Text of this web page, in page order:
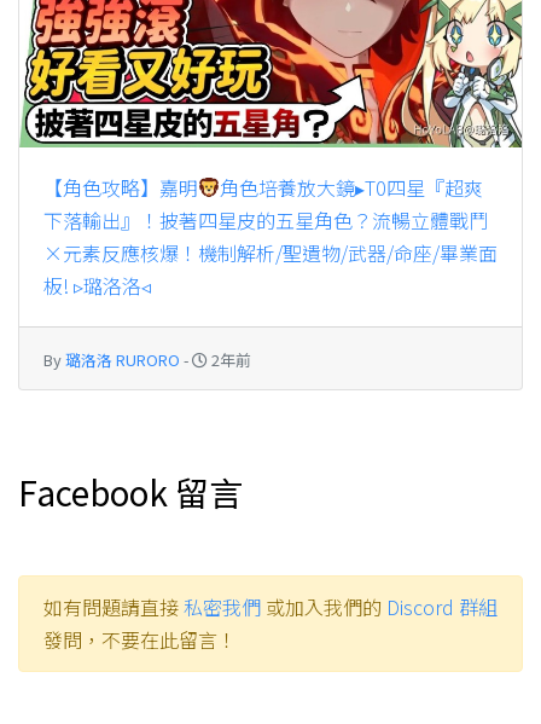
【角色攻略】嘉明
角色培養放大鏡▸T0四星『超爽
下落輸出』！披著四星皮的五星角色？流暢立體戰鬥
×元素反應核爆！機制解析/聖遺物/武器/命座/畢業面
板! ▹璐洛洛◃
By璐洛洛 RURORO - 2年前
Facebook 留言
如有問題請直接私密我們 或加入我們的 Discord 群組
發問，不要在此留言！